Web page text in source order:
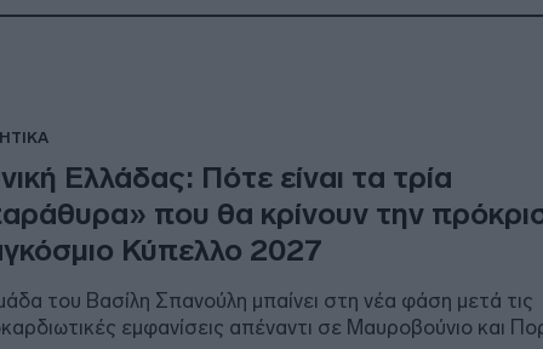
Ελλάδας: Πότε είναι τα τρία
που θα κρίνουν την
Κύπελλο 2027
του Βασίλη Σπανούλη μπαίνει στη νέα φάση μετά τις
εμφανίσεις απέναντι σε Μαυροβούνιο και